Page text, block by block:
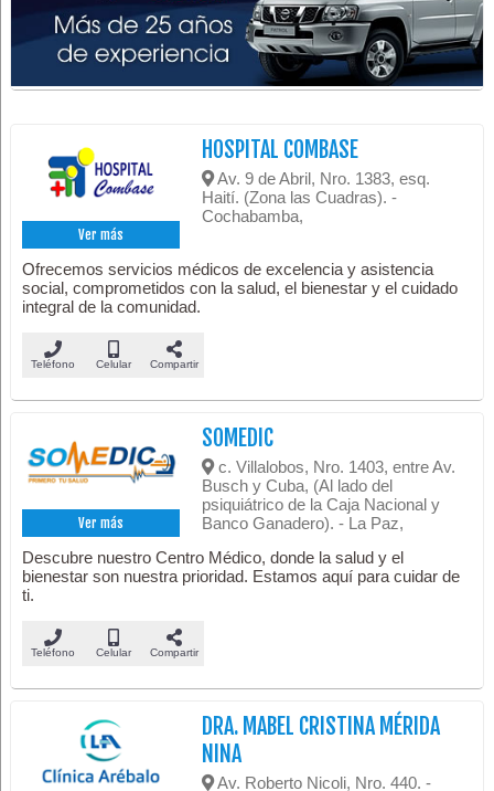
Ver más
HOSPITAL COMBASE
Av. 9 de Abril, Nro. 1383, esq.
Haití. (Zona las Cuadras). -
Cochabamba,
Ofrecemos servicios médicos de excelencia y asistencia
social, comprometidos con la salud, el bienestar y el cuidado
integral de la comunidad.
Teléfono Celular Compartir
Ver más
SOMEDIC
c. Villalobos, Nro. 1403, entre Av.
Busch y Cuba, (Al lado del
psiquiátrico de la Caja Nacional y
Banco Ganadero). - La Paz,
Descubre nuestro Centro Médico, donde la salud y el
bienestar son nuestra prioridad. Estamos aquí para cuidar de
ti.
Teléfono Celular Compartir
DRA. MABEL CRISTINA MÉRIDA
NINA
Av. Roberto Nicoli, Nro. 440. -